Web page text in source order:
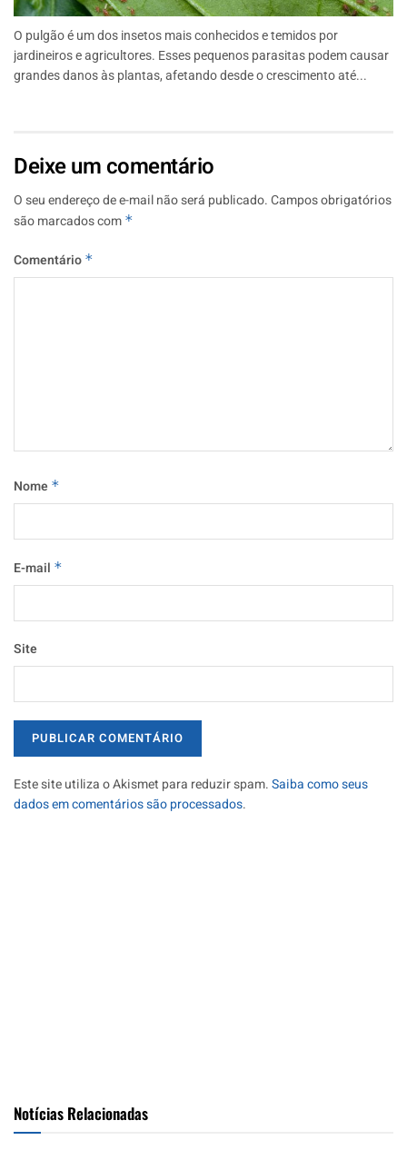
O pulgão é um dos insetos mais conhecidos e temidos por
jardineiros e agricultores. Esses pequenos parasitas podem causar
grandes danos às plantas, afetando desde o crescimento até...
Deixe um comentário
O seu endereço de e-mail não será publicado.Campos obrigatórios
são marcados com *
Comentário *
Nome *
E-mail *
Site
Este site utiliza o Akismet para reduzir spam.Saiba como seus
dados em comentários são processados.
Notícias Relacionadas